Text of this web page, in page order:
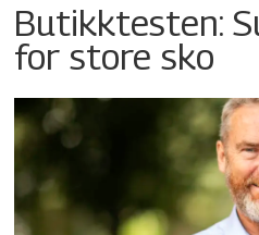
Butikktesten:
for store sko